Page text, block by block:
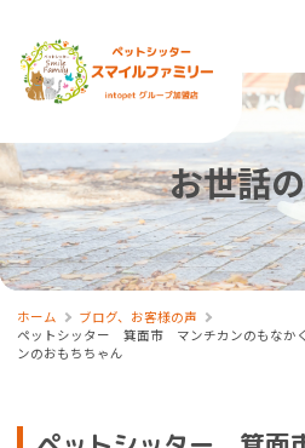
お世話
ホーム
ブログ、お客様の声
ペットシッター 箕面市 マンチカンのもなか
ンのおもちちゃん